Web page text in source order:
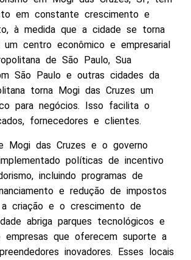
em constante crescimento e
à medida que a cidade se torna
centro econômico e empresarial
de São Paulo, Sua
São Paulo e outras cidades da
torna Mogi das Cruzes um
para negócios. Isso facilita o
fornecedores e clientes.
Mogi das Cruzes e o governo
políticas de incentivo
incluindo programas de
e redução de impostos
a criação e o crescimento de
abriga parques tecnológicos e
empresas que oferecem suporte a
inovadores. Esses locais